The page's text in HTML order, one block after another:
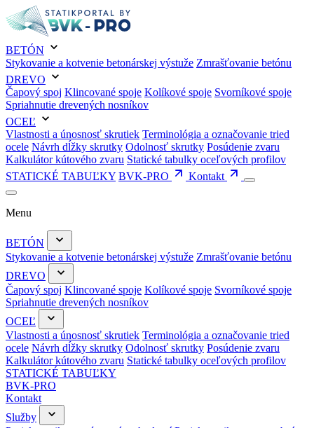
BETÓN
Stykovanie a kotvenie betonárskej výstuže Zmrašťovanie betónu
DREVO
Čapový spoj Klincované spoje Kolíkové spoje Svorníkové spoje
Spriahnutie drevených nosníkov
OCEĽ
Vlastnosti a únosnosť skrutiek Terminológia a označovanie tried
ocele Návrh dĺžky skrutky Odolnosť skrutky Posúdenie zvaru
Kalkulátor kútového zvaru Statické tabulky oceľových profilov
STATICKÉ TABUĽKY BVK-PRO Kontakt
Menu
BETÓN
Stykovanie a kotvenie betonárskej výstuže Zmrašťovanie betónu
DREVO
Čapový spoj Klincované spoje Kolíkové spoje Svorníkové spoje
Spriahnutie drevených nosníkov
OCEĽ
Vlastnosti a únosnosť skrutiek Terminológia a označovanie tried
ocele Návrh dĺžky skrutky Odolnosť skrutky Posúdenie zvaru
Kalkulátor kútového zvaru Statické tabulky oceľových profilov
STATICKÉ TABUĽKY
BVK-PRO
Kontakt
Služby